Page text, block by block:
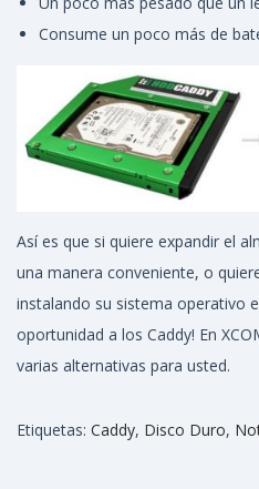
Consume un poco más de
Así es que si quiere expandir el
una manera conveniente, o
instalando su sistema operativo
oportunidad a los Caddy! En
varias alternativas para usted.
Etiquetas: Caddy, Disco Duro,